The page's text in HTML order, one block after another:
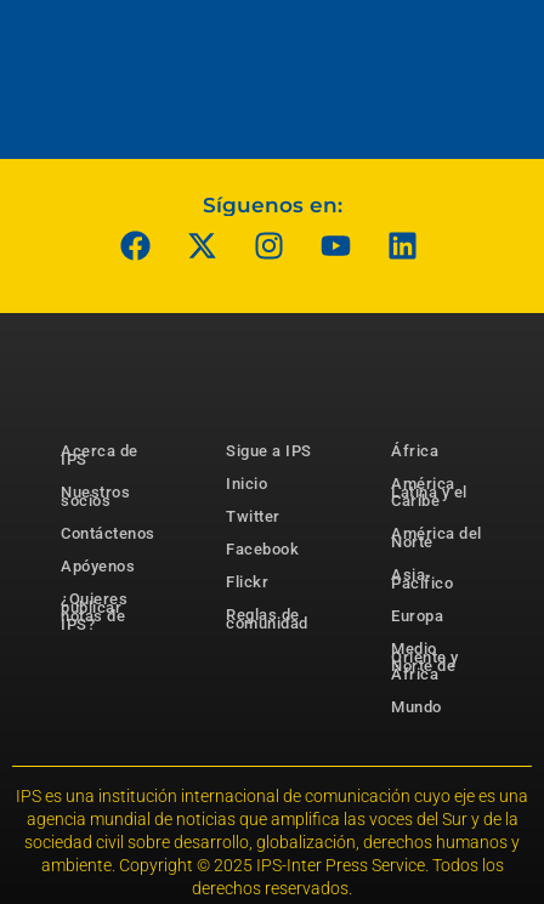
Síguenos en:
Acerca de
IPS
Nuestros
socios
Contáctenos
Apóyenos
¿Quieres
publicar
notas de
IPS?
Sigue a IPS
Inicio
Twitter
Facebook
Flickr
Reglas de
comunidad
África
América
Latina y el
Caribe
América del
Norte
Asia-
Pacífico
Europa
Medio
Oriente y
Norte de
África
Mundo
IPS es una institución internacional de comunicación cuyo eje es una
agencia mundial de noticias que amplifica las voces del Sur y de la
sociedad civil sobre desarrollo, globalización, derechos humanos y
ambiente. Copyright © 2025 IPS-Inter Press Service. Todos los
derechos reservados.